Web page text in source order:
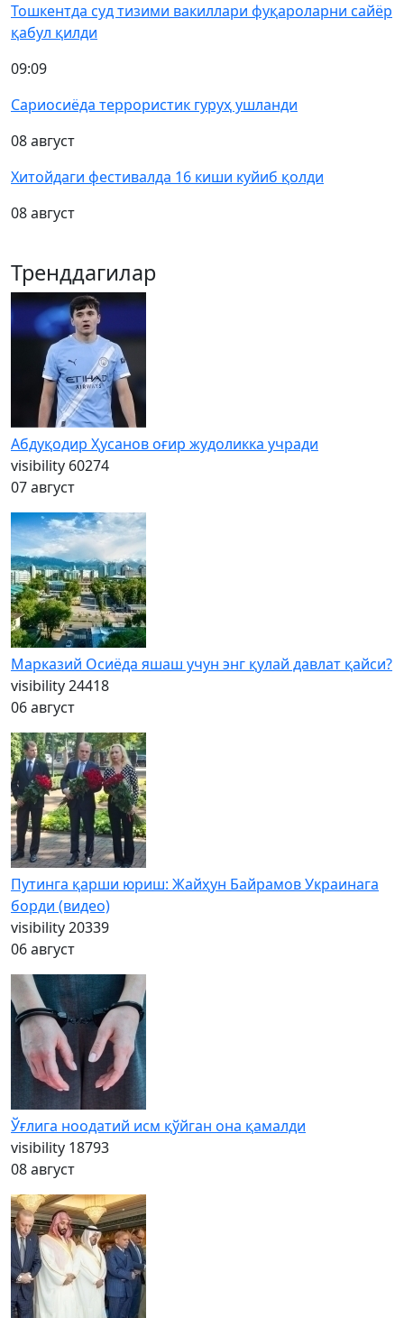
Тошкентда суд тизими вакиллари фуқароларни сайёр
қабул қилди
09:09
Сариосиёда террористик гуруҳ ушланди
08 август
Хитойдаги фестивалда 16 киши куйиб қолди
08 август
Тренддагилар
Абдуқодир Ҳусанов оғир жудоликка учради
visibility 60274
07 август
Марказий Осиёда яшаш учун энг қулай давлат қайси?
visibility24418
06 август
Путинга қарши юриш: Жайҳун Байрамов Украинага
борди (видео)
visibility20339
06 август
Ўғлига ноодатий исм қўйган она қамалди
visibility 18793
08 август